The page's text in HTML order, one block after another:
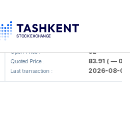
KFSK (<Kafolat sug'urta
Open Price : 82
Quoted Price : 83.91( — 0.0 )
Last transaction : 2026-08-07